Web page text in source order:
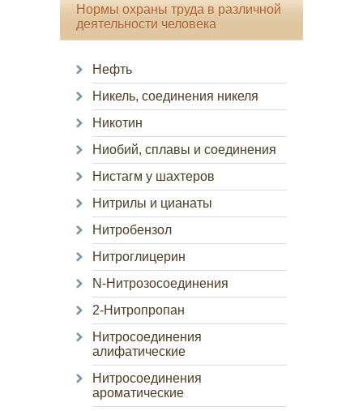
Нормы охраны труда в различной
деятельности человека
Нефть
Никель, соединения никеля
Никотин
Ниобий, сплавы и соединения
Нистагм у шахтеров
Нитрилы и цианаты
Нитробензол
Нитроглицерин
N-Нитрозосоединения
2-Нитропропан
Нитросоединения
алифатические
Нитросоединения
ароматические